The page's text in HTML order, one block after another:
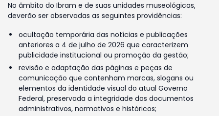
No âmbito do Ibram e de suas unidades museológicas,
deverão ser observadas as seguintes providências:
ocultação temporária das notícias e publicações
anteriores a 4 de julho de 2026 que caracterizem
publicidade institucional ou promoção da gestão;
revisão e adaptação das páginas e peças de
comunicação que contenham marcas, slogans ou
elementos da identidade visual do atual Governo
Federal, preservada a integridade dos documentos
administrativos, normativos e históricos;